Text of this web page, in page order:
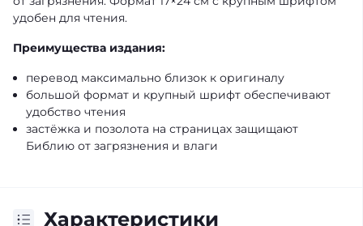
удобен для чтения.
Преимущества издания:
перевод максимально близок к оригиналу
большой формат и крупный шрифт обеспечивают
удобство чтения
застёжка и позолота на страницах защищают
Библию от загрязнения и влаги
Характеристики